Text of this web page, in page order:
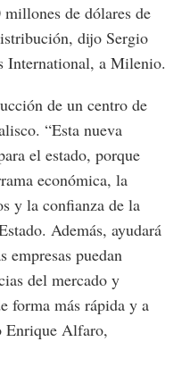
de dólares de
dijo Sergio
International, a Milenio.
de un centro de
“Esta nueva
el estado, porque
económica, la
y la confianza de la
Además, ayudará
empresas puedan
del mercado y
forma más rápida y a
Enrique Alfaro,